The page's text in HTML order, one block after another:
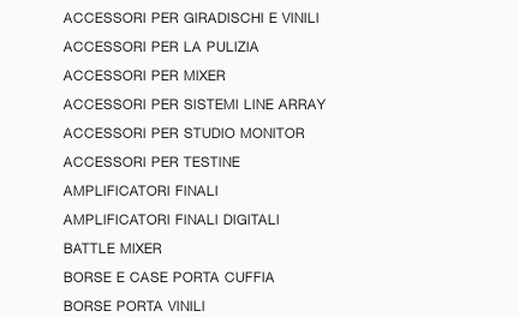
ACCESSORI PER GIRADISCHI E VINILI
ACCESSORI PER LA PULIZIA
ACCESSORI PER MIXER
ACCESSORI PER SISTEMI LINE ARRAY
ACCESSORI PER STUDIO MONITOR
ACCESSORI PER TESTINE
AMPLIFICATORI FINALI
AMPLIFICATORI FINALI DIGITALI
BATTLE MIXER
BORSE E CASE PORTA CUFFIA
BORSE PORTA VINILI